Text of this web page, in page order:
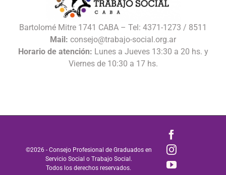
Bartolomé Mitre 1741 CABA – Tel: 4371-1273 / 8511
Mail: consejo@trabajo-social.org.ar
Horario de atención: Lunes a Jueves 13:30 a 20 hs. y
Viernes de 10:30 a 17 hs.
©2026 - Consejo Profesional de Graduados en
Servicio Social o Trabajo Social.
Todos los derechos reservados.
Instagram
YouTube